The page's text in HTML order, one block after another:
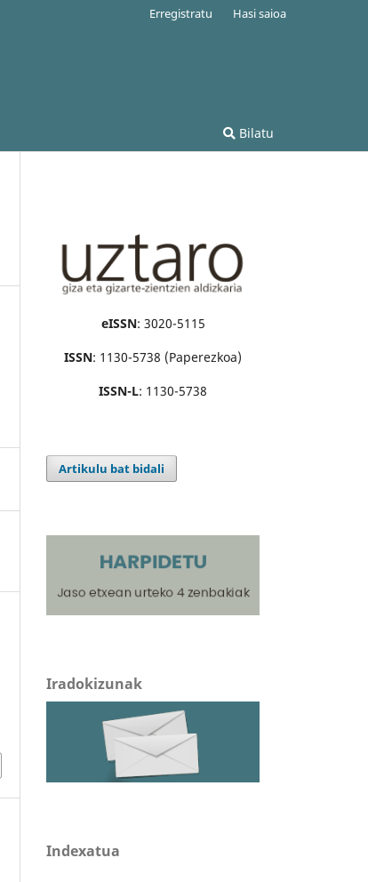
Bilatu
Erregistratu Hasi saioa
eISSN: 3020-5115
ISSN: 1130-5738 (Paperezkoa)
ISSN-L: 1130-5738
Artikulu bat bidali
Iradokizunak
Indexatua